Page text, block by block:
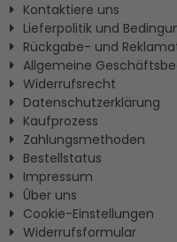
Kontaktiere uns
Lieferpolitik und
Rückgabe- und
Allgemeine
Widerrufsrecht
Datenschutzerklärung
Kaufprozess
Zahlungsmethoden
Bestellstatus
Impressum
Ûber uns
Cookie-Einstellungen
Widerrufsformular